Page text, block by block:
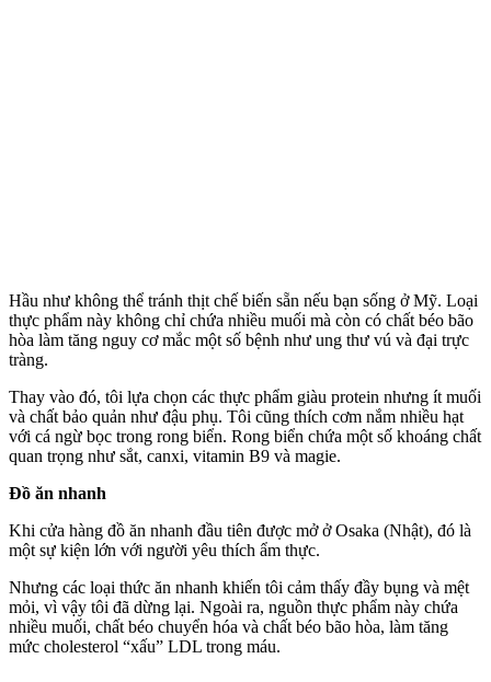
Hầu như không thể tránh thịt chế biến sẵn nếu bạn sống ở Mỹ. Loại
thực phẩm này không chỉ chứa nhiều muối mà còn có chất béo bão
hòa làm tăng nguy cơ mắc một số bệnh như ung thư v‌ú và đại trực
tràng.
Thay vào đó, tôi lựa chọn các thực phẩm giàu protein nhưng ít muối
và chất bảo quản như đậu phụ. Tôi cũng thích cơm nắm nhiều hạt
với cá ngừ bọc trong rong biển. Rong biển chứa một số khoáng chất
quan trọng như sắt, canxi, vitamin B9 và magie.
Đồ ăn nhanh
Khi cửa hàng đồ ăn nhanh đầu tiên được mở ở Osaka (Nhật), đó là
một sự kiện lớn với người yêu thích ẩm thực.
Nhưng các loại thức ăn nhanh khiến tôi cảm thấy đầy bụng và mệt
mỏi, vì vậy tôi đã dừng lại. Ngoài ra, nguồn thực phẩm này chứa
nhiều muối, chất béo chuyển hóa và chất béo bão hòa, làm tăng
mức cholesterol “xấu” LDL trong máu.